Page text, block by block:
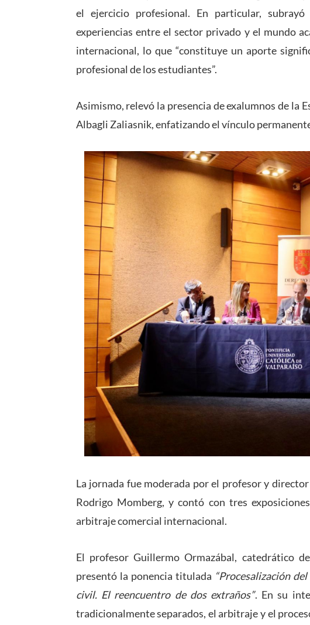
el ejercicio profesional. En particular,
experiencias entre el sector privado y el mundo
internacional, lo que “constituye un aporte
profesional de los estudiantes”.
Asimismo, relevó la presencia de exalumnos de la
Albagli Zaliasnik, enfatizando el vínculo
La jornada fue moderada por el profesor y
Rodrigo Momberg, y contó con tres
arbitraje comercial internacional.
El profesor Guillermo Ormazábal, catedrático
presentó la ponencia titulada “Procesalización
civil. El reencuentro de dos extraños”. En su
tradicionalmente separados, el arbitraje y el